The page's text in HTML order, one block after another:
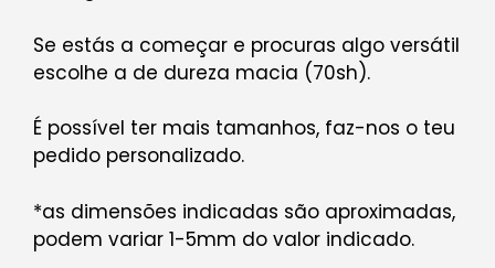
Se estás a começar e procuras algo versátil
escolhe a de dureza macia (70sh).
É possível ter mais tamanhos, faz-nos o teu
pedido personalizado.
*as dimensões indicadas são aproximadas,
podem variar 1-5mm do valor indicado.